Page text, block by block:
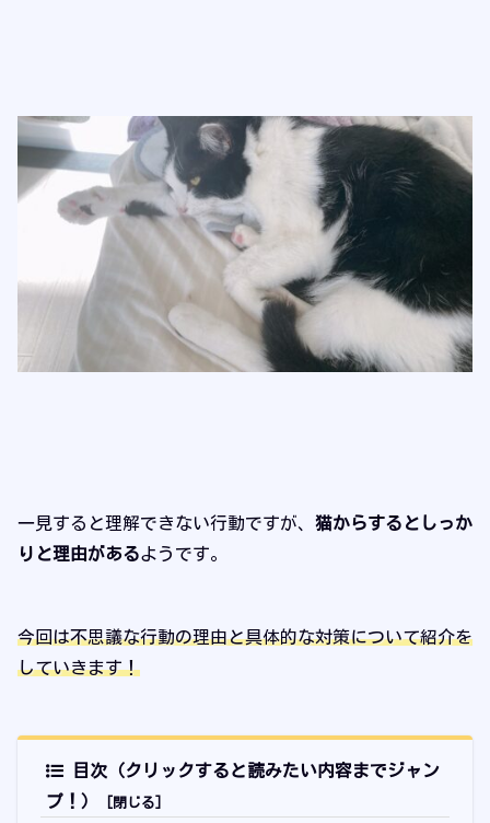
一見すると理解できない行動ですが、 猫からするとしっか
りと理由があるようです。
今回は不思議な行動の理由と具体的な対策について紹介を
していきます！
目次（クリックすると読みたい内容までジャン
プ！）